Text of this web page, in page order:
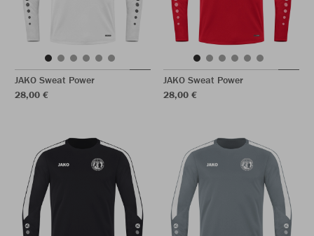
JAKO Sweat Power
28,00 €
JAKO Sweat Power
28,00 €